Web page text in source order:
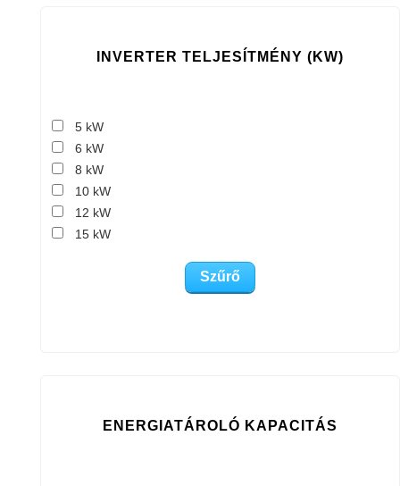
INVERTER TELJESÍTMÉNY (KW)
5 kW
6 kW
8 kW
10 kW
12 kW
15 kW
ENERGIATÁROLÓ KAPACITÁS